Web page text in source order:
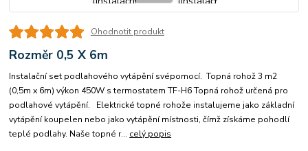
Ohodnotit produkt
Rozměr 0,5 X 6m
Instalační set podlahového vytápění svépomocí. Topná rohož 3 m2
(0,5m x 6m) výkon 450W s termostatem TF-H6 Topná rohož určená pro
podlahové vytápění. Elektrické topné rohože instalujeme jako základní
vytápění koupelen nebo jako vytápění místnosti, čímž získáme pohodlí
teplé podlahy. Naše topné r... celý popis